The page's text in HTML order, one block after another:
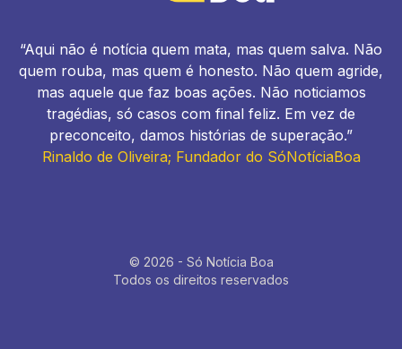
“Aqui não é notícia quem mata, mas quem salva. Não
quem rouba, mas quem é honesto. Não quem agride,
mas aquele que faz boas ações. Não noticiamos
tragédias, só casos com final feliz. Em vez de
preconceito, damos histórias de superação.”
Rinaldo de Oliveira; Fundador do SóNotíciaBoa
© 2026 - Só Notícia Boa
Todos os direitos reservados